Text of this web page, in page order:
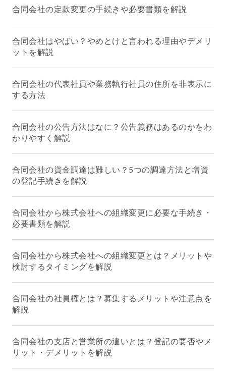
合同会社の定款変更の手続きや必要書類を解説
合同会社はやばい？やめとけと言われる理由やデメリ
ットを解説
合同会社の代表社員や業務執行社員の住所を非表示に
する方法
合同会社の公告方法はなに？公告義務はあるのかをわ
かりやすく解説
合同会社の資金調達は難しい？5つの調達方法と増資
の登記手続きを解説
合同会社から株式会社への組織変更に必要な手続き・
必要書類を解説
合同会社から株式会社への組織変更とは？メリットや
検討するタイミングを解説
合同会社の社員権とは？募集するメリットや注意点を
解説
合同会社の支店と営業所の違いとは？登記の要否やメ
リット・デメリットを解説